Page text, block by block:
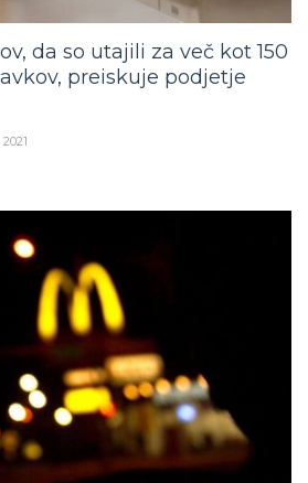
da so utajili za več kot 150
preiskuje podjetje